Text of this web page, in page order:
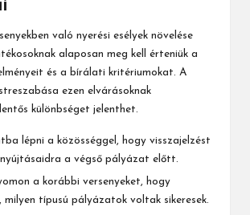
való nyerési esélyek növelése
alaposan meg kell érteniük a
és a bírálati kritériumokat. A
ezen elvárásoknak
különbséget jelenthet.
lépni a közösséggel, hogy visszajelzést
a végső pályázat előtt.
a korábbi versenyeket, hogy
milyen típusú pályázatok voltak sikeresek.